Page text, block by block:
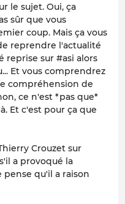
le sujet. Oui, ça
sûr que vous
coup. Mais ça vous
reprendre l'actualité
reprise sur #asi alors
Et vous comprendrez
compréhension de
ce n'est *pas que*
Et c'est pour ça que
Crouzet sur
a provoqué la
pense qu'il a raison